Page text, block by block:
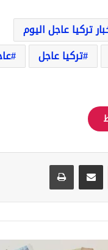
تركيا عاجل اليوم
تركيا عاجل
‫Pocket مشاركة عبر البريد طباعة